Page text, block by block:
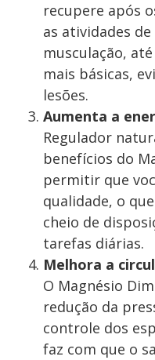
recupere após
as atividades
musculação,
mais básicas,
lesões.
Aumenta a
Regulador
benefícios do
permitir que
qualidade, o
cheio de
tarefas diárias.
Melhora a
O Magnésio
redução da
controle dos
faz com que o